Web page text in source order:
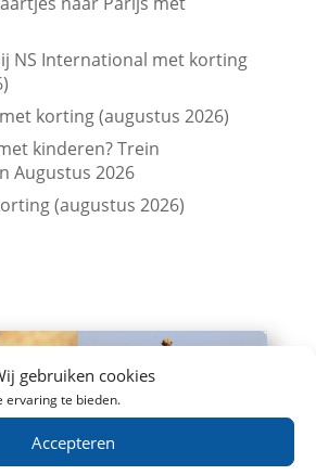
gebruiken cookies
ervaring te bieden.
Accepteren
NS International met korting
korting (augustus 2026)
kinderen? Trein
Augustus 2026
(augustus 2026)
de trein naar België: 7